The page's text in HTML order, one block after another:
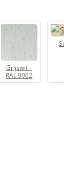
Grijswit –
RAL 9002